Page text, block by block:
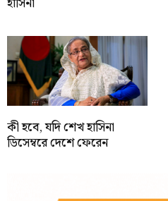
কী হবে, যদি শেখ হাসিনা
ডিসেম্বরে দেশে ফেরেন